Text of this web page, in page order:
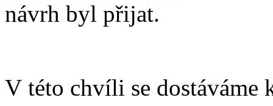
návrh byl přijat.
V této chvíli se dostáváme